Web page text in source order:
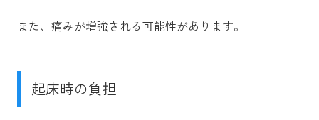
また、痛みが増強される可能性があります。
起床時の負担